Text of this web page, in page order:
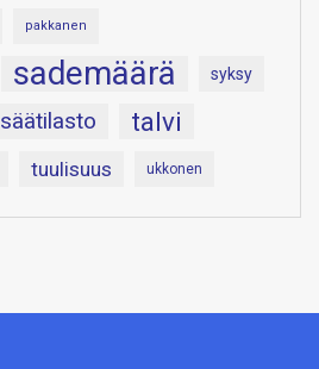
pakkanen
sademäärä syksy
säätilasto talvi
tuulisuus ukkonen